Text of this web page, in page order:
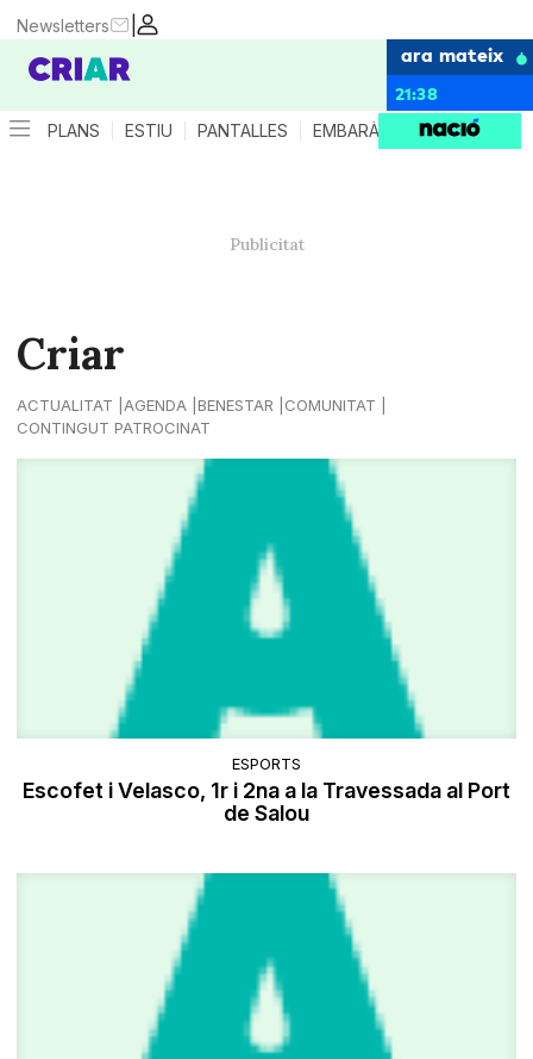
|
Newsletters
ara mateix
21:38
PLANS ESTIU PANTALLES EMBARÀS CRIANÇA
Criar
ACTUALITAT AGENDA BENESTAR
COMUNITAT
CONTINGUT PATROCINAT
ESPORTS
Escofet i Velasco, 1r i 2na a la Travessada al Port
de Salou